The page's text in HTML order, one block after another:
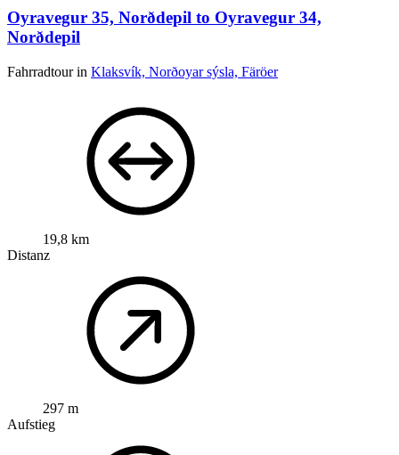
Oyravegur 35, Norðdepil to Oyravegur 34,
Norðdepil
Fahrradtour in Klaksvík, Norðoyar sýsla, Färöer
19,8 km
Distanz
297 m
Aufstieg